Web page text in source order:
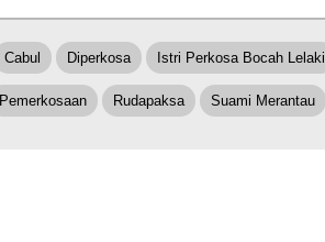
Cabul Diperkosa Istri Perkosa Bocah Lelaki
Pemerkosaan Rudapaksa Suami Merantau